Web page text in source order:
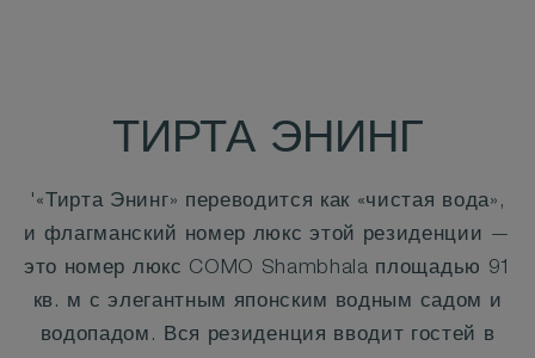
ТИРТА ЭНИНГ
'«Тирта Энинг» переводится как «чистая вода»,
и флагманский номер люкс этой резиденции —
это номер люкс COMO Shambhala площадью 91
кв. м с элегантным японским водным садом и
водопадом. Вся резиденция вводит гостей в